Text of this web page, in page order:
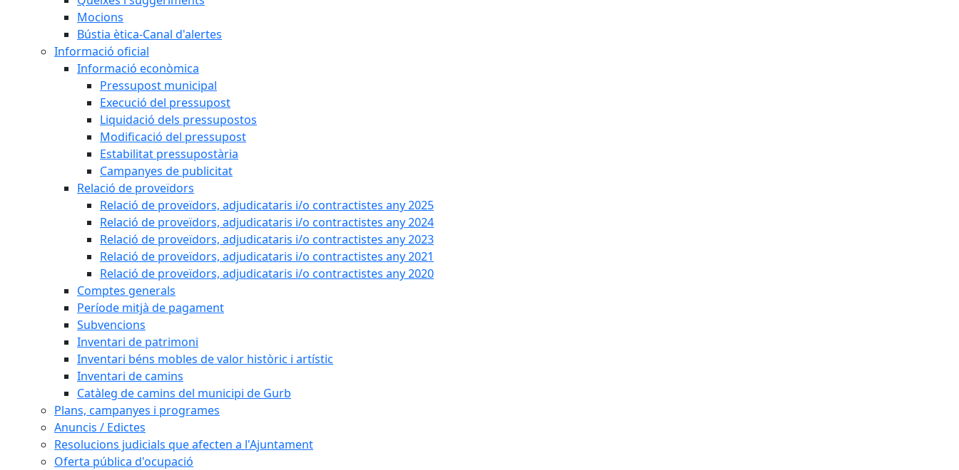
Mocions
Bústia ètica-Canal d'alertes
Informació oficial
Informació econòmica
Pressupost municipal
Execució del pressupost
Liquidació dels pressupostos
Modificació del pressupost
Estabilitat pressupostària
Campanyes de publicitat
Relació de proveïdors
Relació de proveïdors, adjudicataris i/o contractistes any 2025
Relació de proveïdors, adjudicataris i/o contractistes any 2024
Relació de proveïdors, adjudicataris i/o contractistes any 2023
Relació de proveïdors, adjudicataris i/o contractistes any 2021
Relació de proveïdors, adjudicataris i/o contractistes any 2020
Comptes generals
Període mitjà de pagament
Subvencions
Inventari de patrimoni
Inventari béns mobles de valor històric i artístic
Inventari de camins
Catàleg de camins del municipi de Gurb
Plans, campanyes i programes
Anuncis / Edictes
Resolucions judicials que afecten a l'Ajuntament
Oferta pública d'ocupació